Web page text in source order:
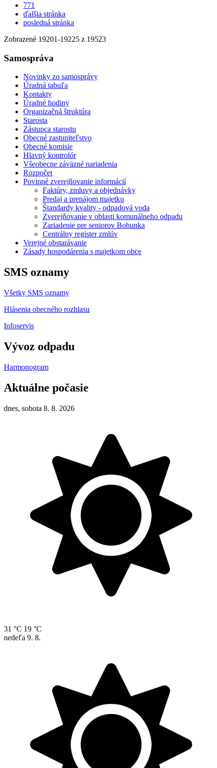
771
ďalšia stránka
posledná stránka
Zobrazené 19201-19225 z 19523
Samospráva
Novinky zo samosprávy
Úradná tabuľa
Kontakty
Úradné hodiny
Organizačná štruktúra
Starosta
Zástupca starostu
Obecné zastupiteľstvo
Obecné komisie
Hlavný kontrolór
Všeobecne záväzné nariadenia
Rozpočet
Povinné zverejňovanie informácií
Faktúry, zmluvy a objednávky
Predaj a prenájom majetku
Štandardy kvality - odpadová voda
Zverejňovanie v oblasti komunálneho odpadu
Zariadenie pre seniorov Bohunka
Centrálny register zmlúv
Verejné obstarávanie
Zásady hospodárenia s majetkom obce
SMS oznamy
Všetky SMS oznamy
Hlásenia obecného rozhlasu
Infoservis
Vývoz odpadu
Harmonogram
Aktuálne počasie
dnes, sobota 8. 8. 2026
31 °C 19 °C
nedeľa 9. 8.